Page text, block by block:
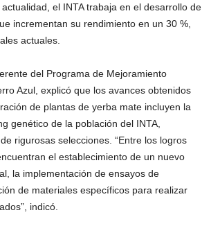
el INTA trabaja en el desarrollo de
incrementan su rendimiento en un 30 %,
actuales.
del Programa de Mejoramiento
Azul, explicó que los avances obtenidos
de plantas de yerba mate incluyen la
genético de la población del INTA,
rigurosas selecciones. “Entre los logros
el establecimiento de un nuevo
la implementación de ensayos de
de materiales específicos para realizar
indicó.